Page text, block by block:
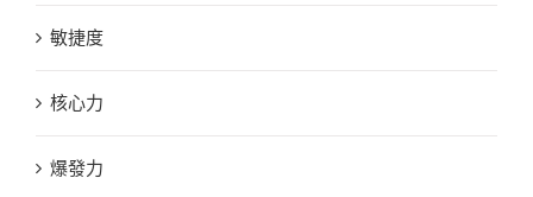
敏捷度
核心力
爆發力